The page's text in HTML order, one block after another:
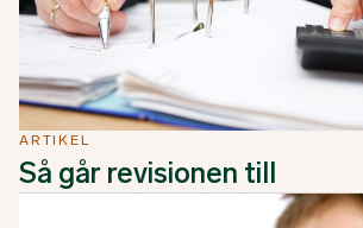
ARTIKEL
Så går revisionen till